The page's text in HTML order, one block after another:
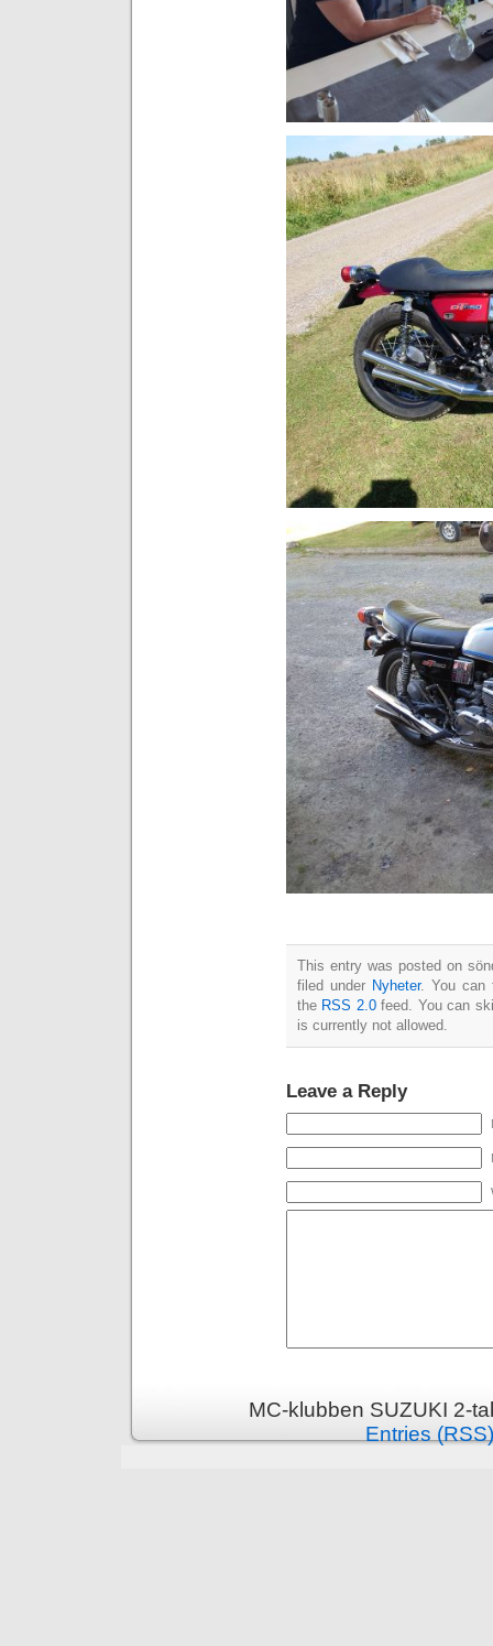
This entry was posted on
filed under Nyheter. You can
the RSS 2.0feed. You can
is currently not allowed.
Leave a Reply
MC-klubben SUZUKI 2-
Entries (RSS)